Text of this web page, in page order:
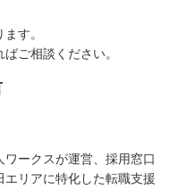
す。
ご相談ください。
ークスが運営、採用窓口
リアに特化した転職支援